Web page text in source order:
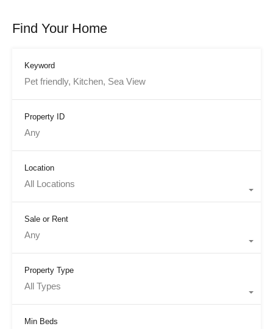
Find Your Home
Keyword
Property ID
Location
All Locations
Sale or Rent
Any
Property Type
All Types
Min Beds